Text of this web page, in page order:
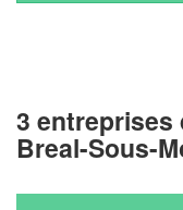
3 entreprises
Breal-Sous-